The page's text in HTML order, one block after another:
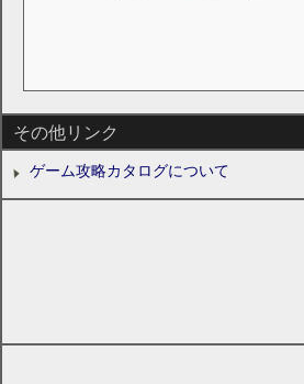
その他リンク
ゲーム攻略カタログについて